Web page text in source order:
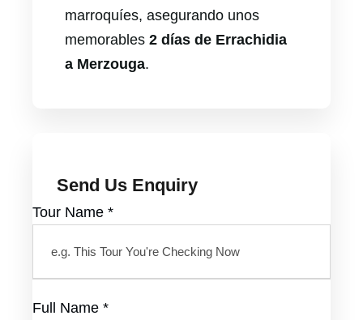
marroquíes, asegurando unos
memorables 2 días de Errachidia
a Merzouga.
Send Us Enquiry
Tour Name *
Full Name *